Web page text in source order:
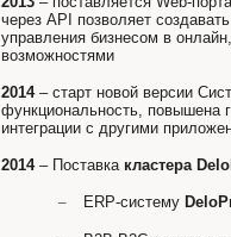
через API позволяет
управления бизнесом в
возможностями
2014– старт новой версии
функциональность, повышена
интеграции с другими
2014– Поставка кластера
– ERP-систему